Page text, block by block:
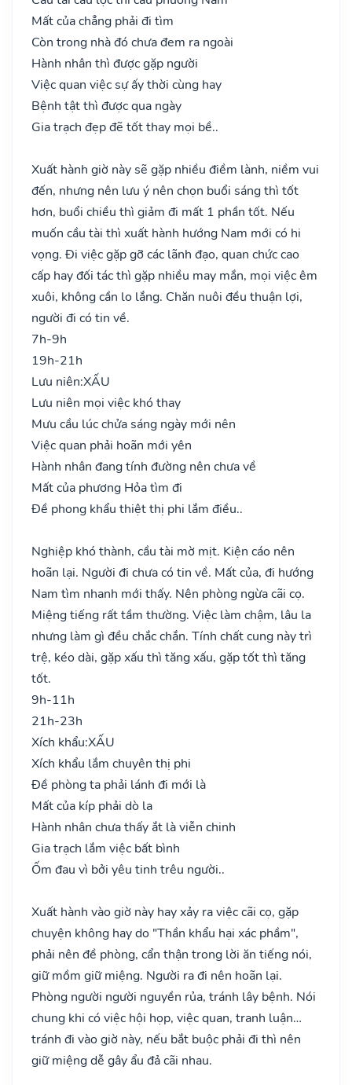
Mất của chẳng phải đi tìm
Còn trong nhà đó chưa đem ra ngoài
Hành nhân thì được gặp người
Việc quan việc sự ấy thời cùng hay
Bệnh tật thì được qua ngày
Gia trạch đẹp đẽ tốt thay mọi bề..
Xuất hành giờ này sẽ gặp nhiều điềm lành, niềm vui
đến, nhưng nên lưu ý nên chọn buổi sáng thì tốt
hơn, buổi chiều thì giảm đi mất 1 phần tốt. Nếu
muốn cầu tài thì xuất hành hướng Nam mới có hi
vọng. Đi việc gặp gỡ các lãnh đạo, quan chức cao
cấp hay đối tác thì gặp nhiều may mắn, mọi việc êm
xuôi, không cần lo lắng. Chăn nuôi đều thuận lợi,
người đi có tin về.
7h-9h
19h-21h
Lưu niên:XẤU
Lưu niên mọi việc khó thay
Mưu cầu lúc chửa sáng ngày mới nên
Việc quan phải hoãn mới yên
Hành nhân đang tính đường nên chưa về
Mất của phương Hỏa tìm đi
Đề phong khẩu thiệt thị phi lắm điều..
Nghiệp khó thành, cầu tài mờ mịt. Kiện cáo nên
hoãn lại. Người đi chưa có tin về. Mất của, đi hướng
Nam tìm nhanh mới thấy. Nên phòng ngừa cãi cọ.
Miệng tiếng rất tầm thường. Việc làm chậm, lâu la
nhưng làm gì đều chắc chắn. Tính chất cung này trì
trệ, kéo dài, gặp xấu thì tăng xấu, gặp tốt thì tăng
tốt.
9h-11h
21h-23h
Xích khẩu:XẤU
Xích khẩu lắm chuyên thị phi
Đề phòng ta phải lánh đi mới là
Mất của kíp phải dò la
Hành nhân chưa thấy ắt là viễn chinh
Gia trạch lắm việc bất bình
Ốm đau vì bởi yêu tinh trêu người..
Xuất hành vào giờ này hay xảy ra việc cãi cọ, gặp
chuyện không hay do "Thần khẩu hại xác phầm",
phải nên đề phòng, cẩn thận trong lời ăn tiếng nói,
giữ mồm giữ miệng. Người ra đi nên hoãn lại.
Phòng người người nguyền rủa, tránh lây bệnh. Nói
chung khi có việc hội họp, việc quan, tranh luận…
tránh đi vào giờ này, nếu bắt buộc phải đi thì nên
giữ miệng dễ gây ẩu đả cãi nhau.